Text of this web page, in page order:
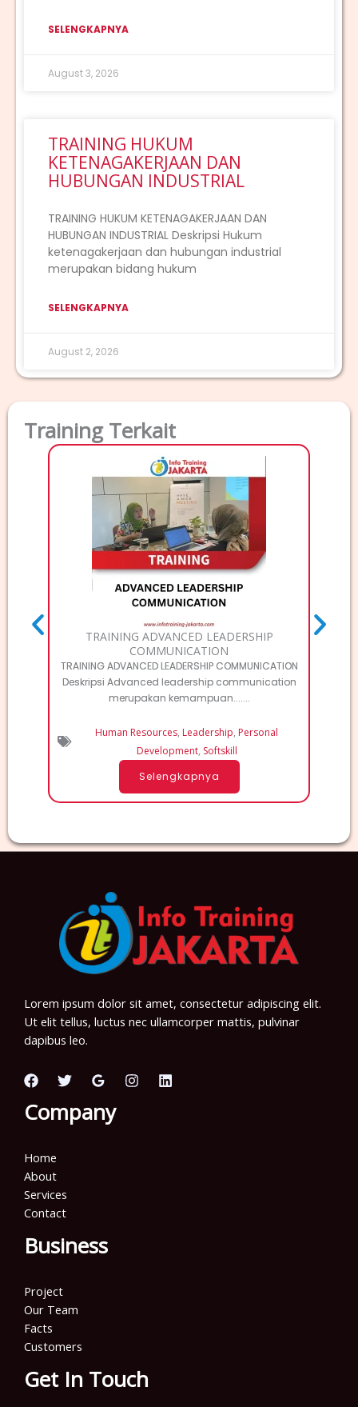
SELENGKAPNYA
August 3, 2026
TRAINING HUKUM
KETENAGAKERJAAN DAN
HUBUNGAN INDUSTRIAL
TRAINING HUKUM KETENAGAKERJAAN DAN
HUBUNGAN INDUSTRIAL Deskripsi Hukum
ketenagakerjaan dan hubungan industrial
merupakan bidang hukum
SELENGKAPNYA
August 2, 2026
Training Terkait
TRAINING ADVANCED LEADERSHIP
COMMUNICATION
TRAINING ADVANCED LEADERSHIP COMMUNICATION
Deskripsi Advanced leadership communication
merupakan kemampuan.......
Human Resources, Leadership, Personal
Development, Softskill
Selengkapnya
Lorem ipsum dolor sit amet, consectetur adipiscing elit.
Ut elit tellus, luctus nec ullamcorper mattis, pulvinar
dapibus leo.
Company
Home
About
Services
Contact
Business
Project
Our Team
Facts
Customers
Get In Touch